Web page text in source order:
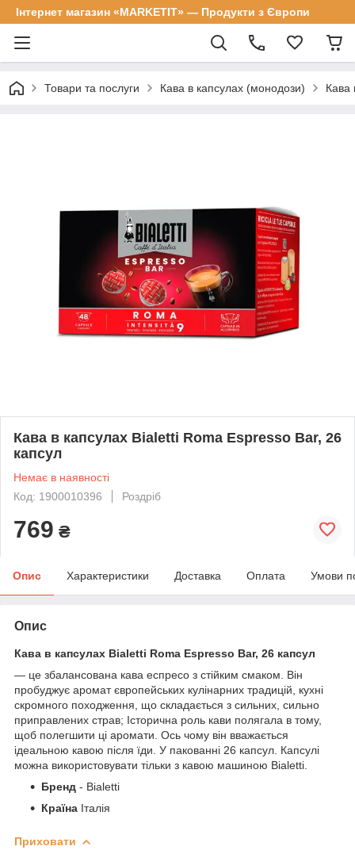
Інтернет магазин «MARKETIT» — Продукти з Європи
Товари та послуги Кава в капсулах (монодози) Кава
Кава в капсулах Bialetti Roma Espresso Bar, 26
капсул
Немає в наявності
Код: 1900010396
Роздріб
769 ₴
Опис Характеристики Доставка Оплата Умови
Опис
Кава в капсулах Bialetti Roma Espresso Bar, 26 капсул
— це збалансована кава еспресо з стійким смаком. Він
пробуджує аромат європейських кулінарних традицій, кухні
скромного походження, що складається з сильних, сильно
приправлених страв; Історична роль кави полягала в тому,
щоб полегшити ці аромати. Ось чому він вважається
ідеальною кавою після їди. У пакованні 26 капсул. Капсулі
можна використовувати тільки з кавою машиною Bialetti.
Бренд - Bialetti
Країна Італія
Приховати